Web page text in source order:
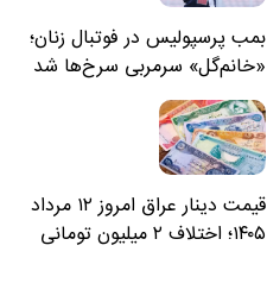
بمب پرسپولیس در فوتبال زنان؛
«خانم‌گل» سرمربی سرخ‌ها شد
قیمت دینار عراق امروز ۱۲ مرداد
۱۴۰۵؛ اختلاف ۲ میلیون تومانی